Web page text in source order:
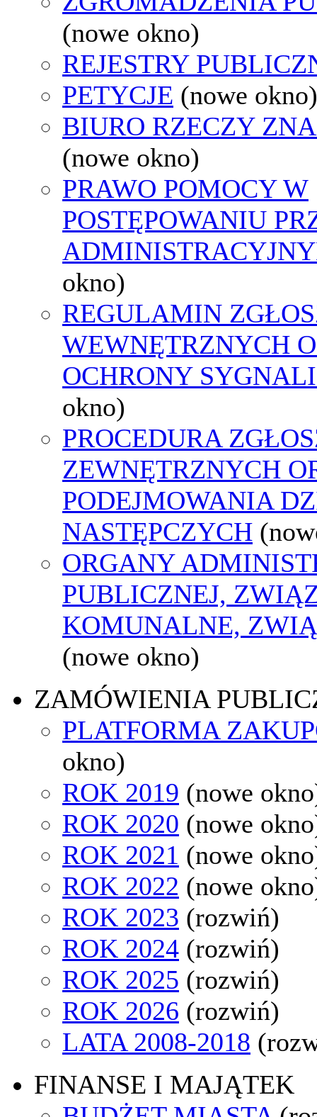
(nowe okno)
REJESTRY
PETYCJE (nowe okno)
BIURO RZECZY
(nowe okno)
PRAWO POMOCY W
POSTĘPOWANIU
okno)
REGULAMIN
WEWNĘTRZNYCH
OCHRONY
okno)
PROCEDURA
ZEWNĘTRZNYCH
PODEJMOWANIA
NASTĘPCZYCH
ORGANY
PUBLICZNEJ,
KOMUNALNE,
(nowe okno)
ZAMÓWIENIA
PLATFORMA
okno)
ROK 2019 (nowe
ROK 2020 (nowe
ROK 2021 (nowe
ROK 2022 (nowe
ROK 2023 (rozwiń)
ROK 2024 (rozwiń)
ROK 2025 (rozwiń)
ROK 2026 (rozwiń)
LATA 2008-2018
FINANSE I MAJĄTEK